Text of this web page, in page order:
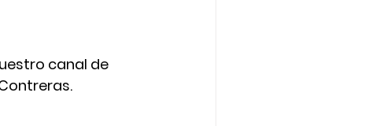
canal de